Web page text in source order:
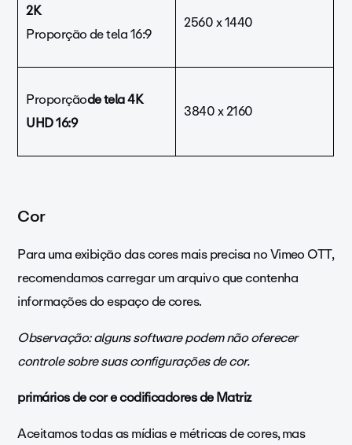
2K
Proporção de tela 16:9
2560 x 1440
Proporçãode tela 4K
UHD 16:9
3840 x 2160
Cor
Para uma exibição das cores mais precisa no Vimeo OTT,
recomendamos carregar um arquivo que contenha
informações do espaço de cores.
Observação: alguns software podem não oferecer
controle sobre suas configurações de cor.
primários de cor e codificadores de Matriz
Aceitamos todas as mídias e métricas de cores, mas